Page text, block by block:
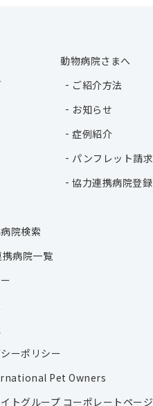
動物病院さまへ
ご紹介方法
お知らせ
症例紹介
パンフレット請求
協力連携病院登録
院検索
病院一覧
ーポリシー
Pet Owners
トグループ コーポレートページ